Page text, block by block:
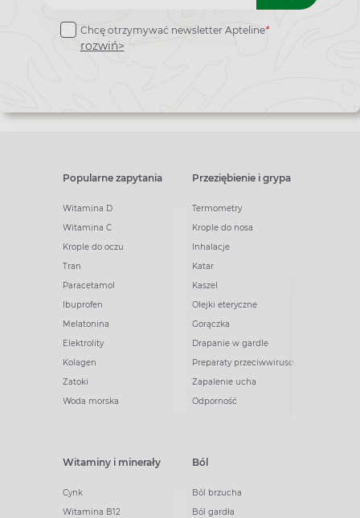
do
newslettera
Chcę otrzymywać newsletter Apteline*
rozwiń>
Popularne zapytania
Witamina D
Witamina C
Krople do oczu
Tran
Paracetamol
Ibuprofen
Melatonina
Elektrolity
Kolagen
Zatoki
Woda morska
Przeziębienie i grypa
Termometry
Krople do nosa
Inhalacje
Katar
Kaszel
Olejki eteryczne
Gorączka
Drapanie w gardle
Preparaty przeciwwirusowe
Zapalenie ucha
Odporność
Witaminy i minerały
Cynk
Witamina B12
Ból
Ból brzucha
Ból gardła